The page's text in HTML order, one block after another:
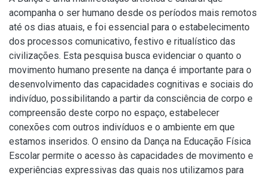
acompanha o ser humano desde os períodos mais remotos
até os dias atuais, e foi essencial para o estabelecimento
dos processos comunicativo, festivo e ritualístico das
civilizações. Esta pesquisa busca evidenciar o quanto o
movimento humano presente na dança é importante para o
desenvolvimento das capacidades cognitivas e sociais do
indivíduo, possibilitando a partir da consciência de corpo e
compreensão deste corpo no espaço, estabelecer
conexões com outros indivíduos e o ambiente em que
estamos inseridos. O ensino da Dança na Educação Física
Escolar permite o acesso às capacidades de movimento e
experiências expressivas das quais nos utilizamos para